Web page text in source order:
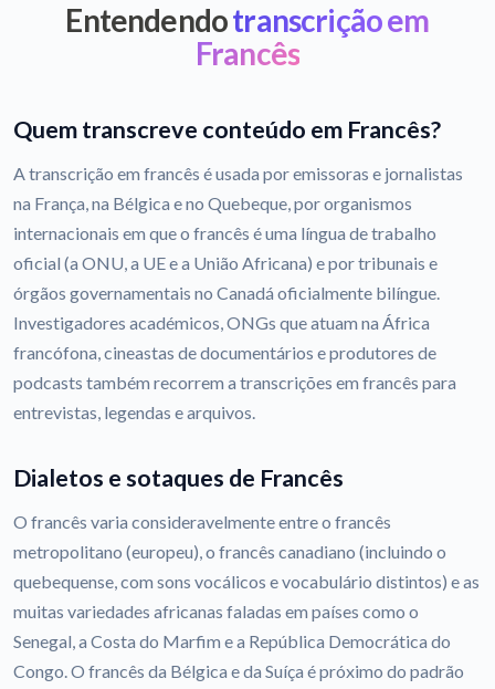
Entendendotranscrição em
Francês
Quem transcreve conteúdo em Francês?
A transcrição em francês é usada por emissoras e jornalistas
na França, na Bélgica e no Quebeque, por organismos
internacionais em que o francês é uma língua de trabalho
oficial (a ONU, a UE e a União Africana) e por tribunais e
órgãos governamentais no Canadá oficialmente bilíngue.
Investigadores académicos, ONGs que atuam na África
francófona, cineastas de documentários e produtores de
podcasts também recorrem a transcrições em francês para
entrevistas, legendas e arquivos.
Dialetos e sotaques de Francês
O francês varia consideravelmente entre o francês
metropolitano (europeu), o francês canadiano (incluindo o
quebequense, com sons vocálicos e vocabulário distintos) e as
muitas variedades africanas faladas em países como o
Senegal, a Costa do Marfim e a República Democrática do
Congo. O francês da Bélgica e da Suíça é próximo do padrão